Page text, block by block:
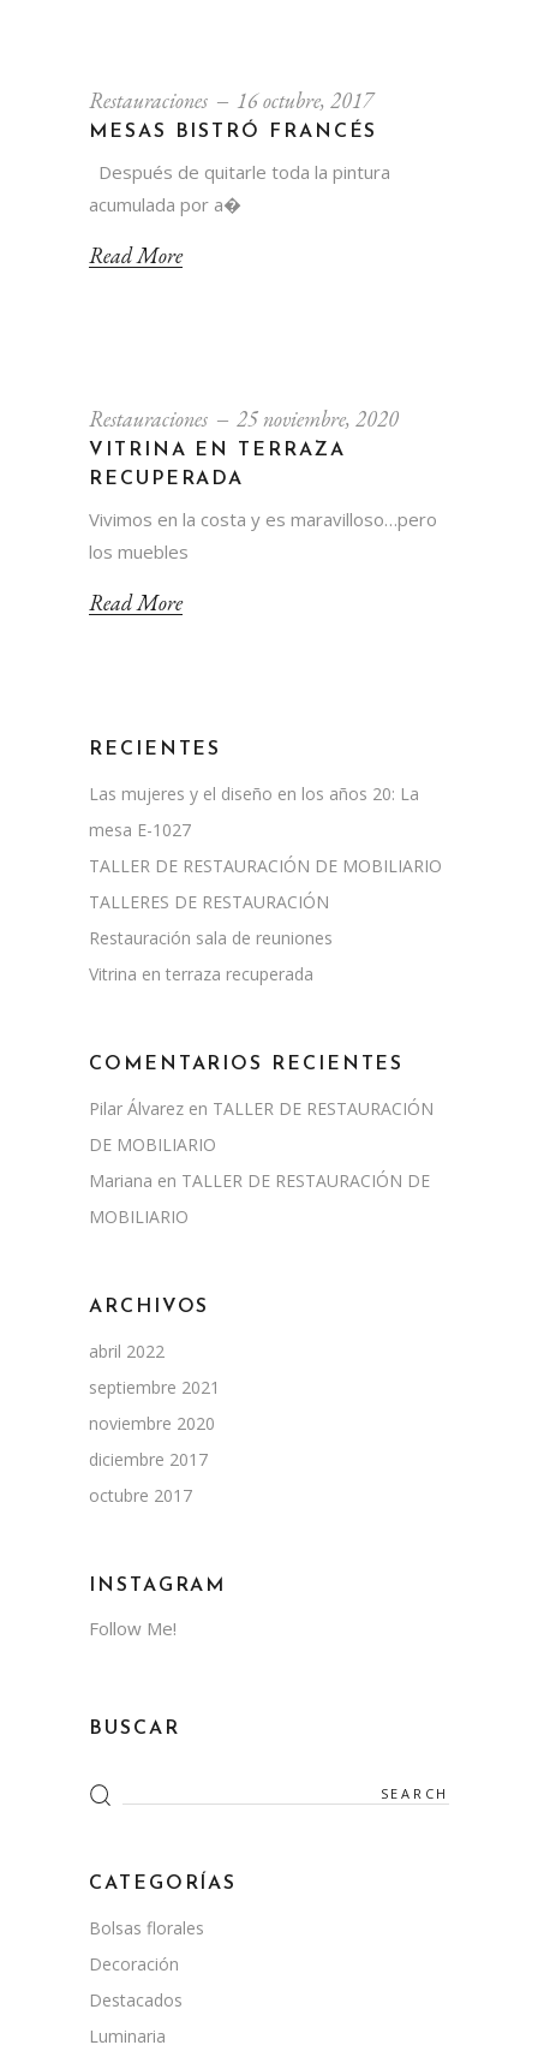
Restauraciones 16 octubre, 2017
MESAS BISTRÓ FRANCÉS
Después de quitarle toda la pintura
acumulada por a�
Read More
Restauraciones 25 noviembre, 2020
VITRINA EN TERRAZA
RECUPERADA
Vivimos en la costa y es maravilloso…pero
los muebles
Read More
RECIENTES
Las mujeres y el diseño en los años 20: La
mesa E-1027
TALLER DE RESTAURACIÓN DE MOBILIARIO
TALLERES DE RESTAURACIÓN
Restauración sala de reuniones
Vitrina en terraza recuperada
COMENTARIOS RECIENTES
Pilar Álvarez en TALLER DE RESTAURACIÓN
DE MOBILIARIO
Mariana en TALLER DE RESTAURACIÓN DE
MOBILIARIO
ARCHIVOS
abril 2022
septiembre 2021
noviembre 2020
diciembre 2017
octubre 2017
INSTAGRAM
Follow Me!
BUSCAR
Search
for:
CATEGORÍAS
Bolsas florales
Decoración
Destacados
Luminaria